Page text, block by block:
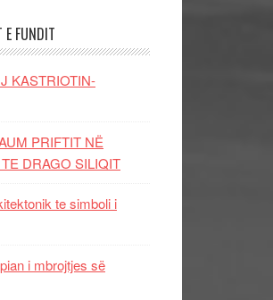
FUNDIT
KASTRIOTIN-
PRIFTIT NË
DRAGO SILIQIT
te simboli i
i mbrojtjes së